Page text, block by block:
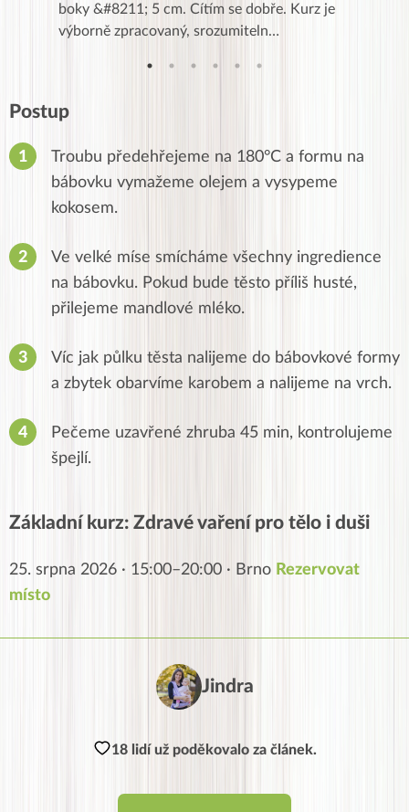
boky &#8211; 5 cm. Cítím se dobře. Kurz je
výborně zpracovaný, srozumiteln…
Postup
Troubu předehřejeme na 180°C a formu na
bábovku vymažeme olejem a vysypeme
kokosem.
Ve velké míse smícháme všechny ingredience
na bábovku. Pokud bude těsto příliš husté,
přilejeme mandlové mléko.
Víc jak půlku těsta nalijeme do bábovkové formy
a zbytek obarvíme karobem a nalijeme na vrch.
Pečeme uzavřené zhruba 45 min, kontrolujeme
špejlí.
Základní kurz: Zdravé vaření pro tělo i duši
25. srpna 2026 · 15:00–20:00 · Brno Rezervovat
místo
Jindra
18 lidí už poděkovalo za článek.